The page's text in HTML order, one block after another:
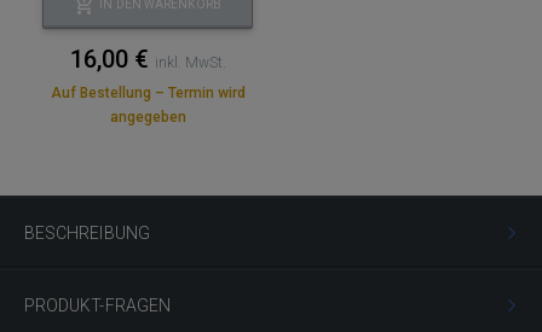
BESCHREIBUNG
PRODUKT-FRAGEN
IN DEN WARENKORB
16,00 € inkl. MwSt.
Auf Bestellung – Termin wird
angegeben